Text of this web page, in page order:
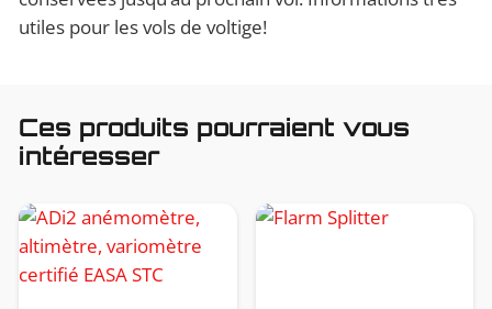
utiles pour les vols de voltige!
Ces produits pourraient vous
intéresser